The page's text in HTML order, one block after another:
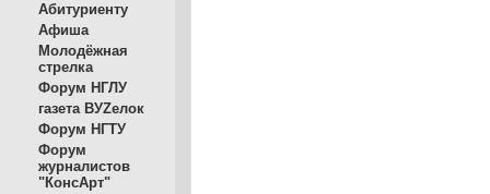
Абитуриенту
Афиша
Молодёжная
стрелка
Форум НГЛУ
газета ВУZелок
Форум НГТУ
Форум
журналистов
"КонсАрт"